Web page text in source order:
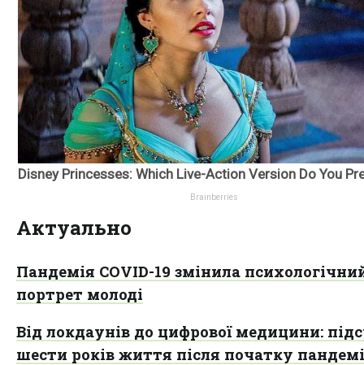
Актуально
Пандемія COVID-19 змінила
портрет молоді
Від локдаунів до цифрової медицини:
шести років життя після початку